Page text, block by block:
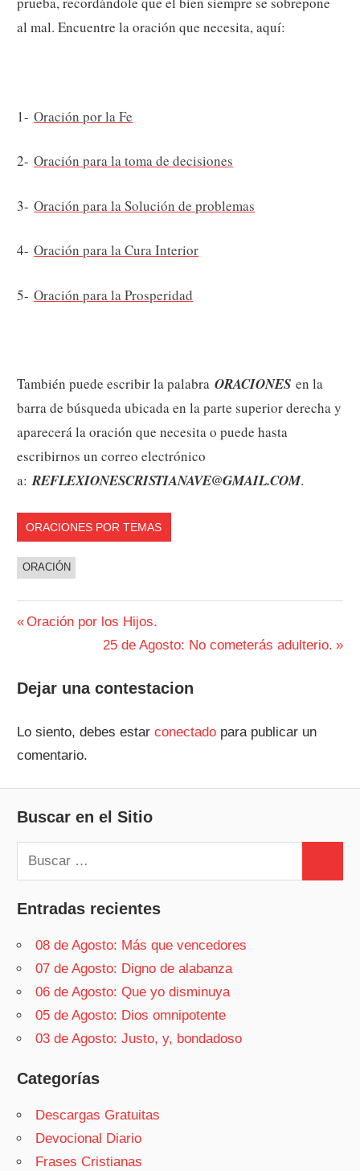
al mal. Encuentre la oración que necesita, aquí:
1-Oración por la Fe
2-Oración para la toma de decisiones
3-Oración para la Solución de problemas
4-Oración para la Cura Interior
5-Oración para la Prosperidad
También puede escribir la palabra ORACIONES en la
barra de búsqueda ubicada en la parte superior derecha y
aparecerá la oración que necesita o puede hasta
escribirnos un correo electrónico
a: REFLEXIONESCRISTIANAVE@GMAIL.COM.
ORACIONES POR TEMAS
ORACIÓN
Navegación
entradas
Entrada
Oración por los Hijos.
Siguiente
25 de Agosto: No cometerás adulterio.
Dejar una contestacion
Lo siento, debes estarconectado para publicar un
comentario.
Buscar en el Sitio
Buscar:
Entradas recientes
08 de Agosto: Más que vencedores
07 de Agosto: Digno de alabanza
06 de Agosto: Que yo disminuya
05 de Agosto: Dios omnipotente
03 de Agosto: Justo, y, bondadoso
Categorías
Descargas Gratuitas
Devocional Diario
Frases Cristianas